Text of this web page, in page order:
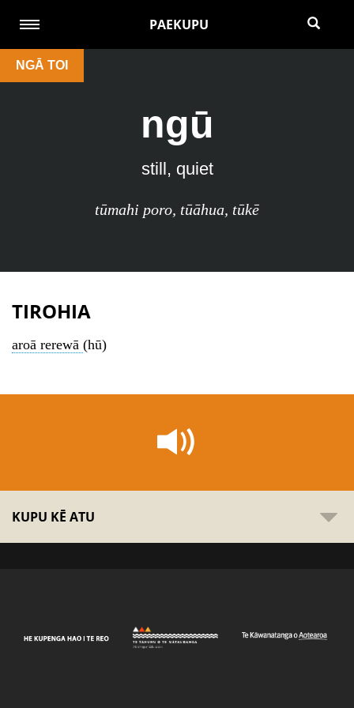
PAEKUPU
NGĀ TOI
ngū
still, quiet
tūmahi poro, tūāhua, tūkē
TIROHIA
aroā rerewā (hū)
KUPU KĒ ATU